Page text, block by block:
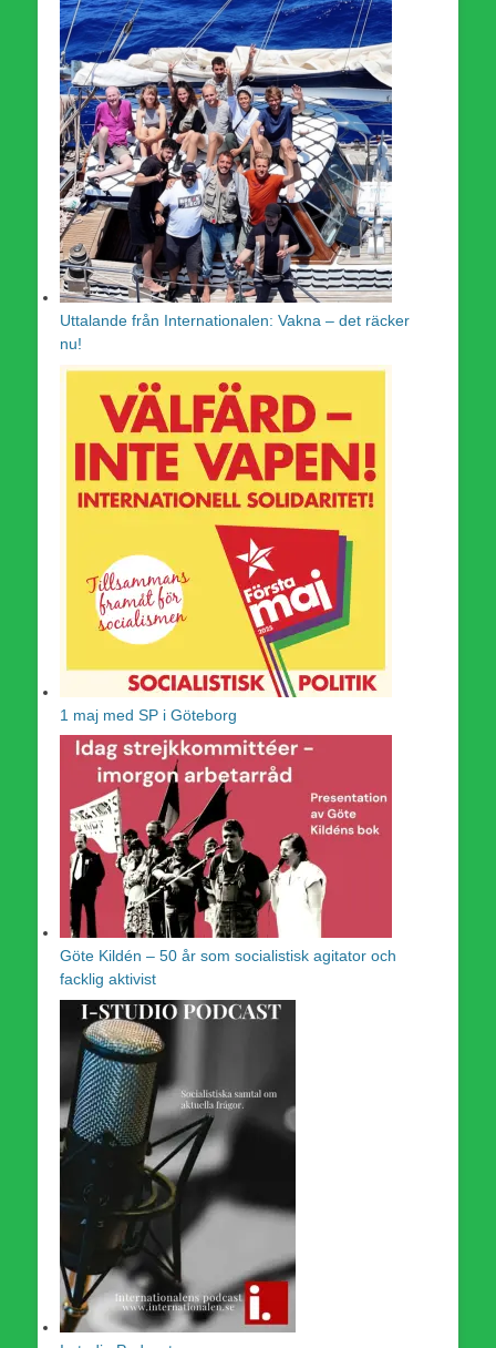
Uttalande från Internationalen: Vakna – det räcker
nu!
1 maj med SP i Göteborg
Göte Kildén – 50 år som socialistisk agitator och
facklig aktivist